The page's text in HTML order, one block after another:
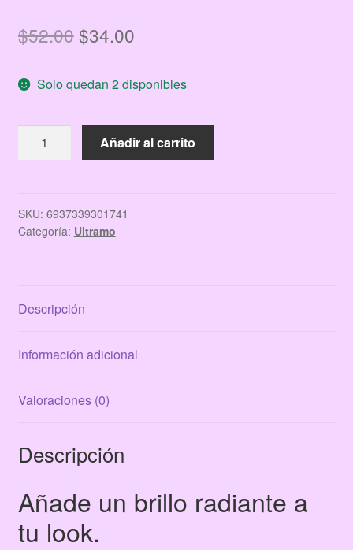
$52.00El
original
era:
$52.00.
$34.00El
actual
es:
$34.00.
Solo quedan 2 disponibles
PALETA
SHINE
ULTRAMO
KISS
Añadir al carrito
SKU: 6937339301741
Categoría: Ultramo
Descripción
Información adicional
Valoraciones (0)
Descripción
Añade un brillo radiante a
tu look.